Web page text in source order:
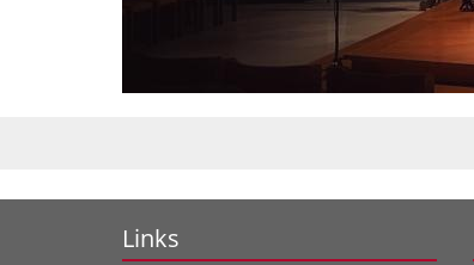
Links